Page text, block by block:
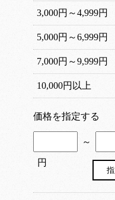
3,000円～4,999円
5,000円～6,999円
7,000円～9,999円
10,000円以上
価格を指定する
～
円